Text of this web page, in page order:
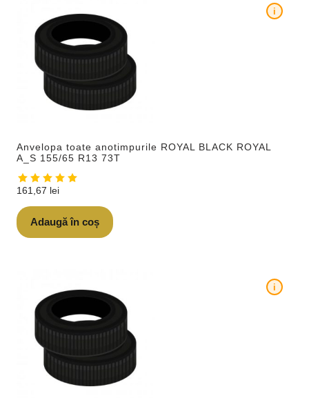
Anvelopa toate anotimpurile ROYAL BLACK ROYAL
A_S 155/65 R13 73T
i
161,67 lei
Adaugă în coș
i